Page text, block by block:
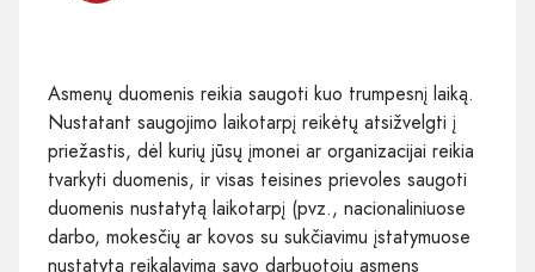
Asmenų duomenis reikia saugoti kuo trumpesnį laiką.
Nustatant saugojimo laikotarpį reikėtų atsižvelgti į
priežastis, dėl kurių jūsų įmonei ar organizacijai reikia
tvarkyti duomenis, ir visas teisines prievoles saugoti
duomenis nustatytą laikotarpį (pvz., nacionaliniuose
darbo, mokesčių ar kovos su sukčiavimu įstatymuose
nustatytą reikalavimą savo darbuotojų asmens